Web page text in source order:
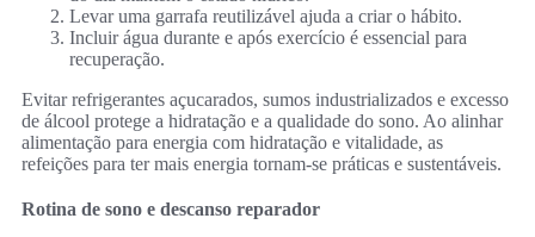
Levar uma garrafa reutilizável ajuda a criar o hábito.
Incluir água durante e após exercício é essencial para
recuperação.
Evitar refrigerantes açucarados, sumos industrializados e excesso
de álcool protege a hidratação e a qualidade do sono. Ao alinhar
alimentação para energia com hidratação e vitalidade, as
refeições para ter mais energia tornam-se práticas e sustentáveis.
Rotina de sono e descanso reparador